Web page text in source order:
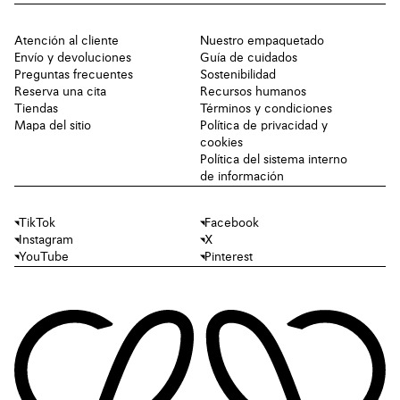
Atención al cliente
Envío y devoluciones
Preguntas frecuentes
Reserva una cita
Tiendas
Mapa del sitio
Nuestro empaquetado
Guía de cuidados
Sostenibilidad
Recursos humanos
Términos y condiciones
Política de privacidad y
cookies
Política del sistema interno
de información
TikTok
Facebook
Instagram
X
YouTube
Pinterest